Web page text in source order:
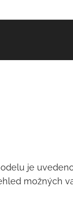
je
možných